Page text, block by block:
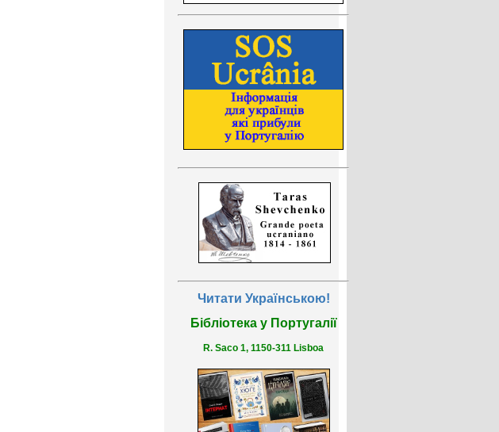
Читати Українською!
Бібліотека у Португалії
R. Saco 1, 1150-311 Lisboa